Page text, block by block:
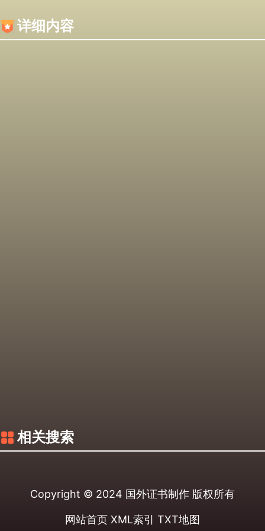
详细内容
相关搜索
Copyright © 2024 国外证书制作 版权所有
网站首页 XML索引 TXT地图